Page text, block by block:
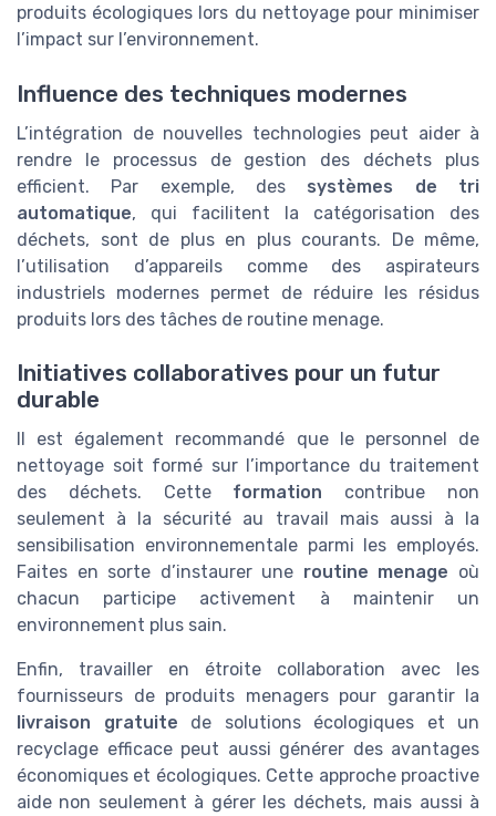
produits écologiques lors du nettoyage pour minimiser
l’impact sur l’environnement.
Influence des techniques modernes
L’intégration de nouvelles technologies peut aider à
rendre le processus de gestion des déchets plus
efficient. Par exemple, des systèmes de tri
automatique, qui facilitent la catégorisation des
déchets, sont de plus en plus courants. De même,
l’utilisation d’appareils comme des aspirateurs
industriels modernes permet de réduire les résidus
produits lors des tâches de routine menage.
Initiatives collaboratives pour un futur
durable
Il est également recommandé que le personnel de
nettoyage soit formé sur l’importance du traitement
des déchets. Cette formation contribue non
seulement à la sécurité au travail mais aussi à la
sensibilisation environnementale parmi les employés.
Faites en sorte d’instaurer une routine menage où
chacun participe activement à maintenir un
environnement plus sain.
Enfin, travailler en étroite collaboration avec les
fournisseurs de produits menagers pour garantir la
livraison gratuite de solutions écologiques et un
recyclage efficace peut aussi générer des avantages
économiques et écologiques. Cette approche proactive
aide non seulement à gérer les déchets, mais aussi à